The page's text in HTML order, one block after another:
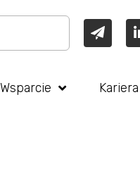
Wsparcie Kariera